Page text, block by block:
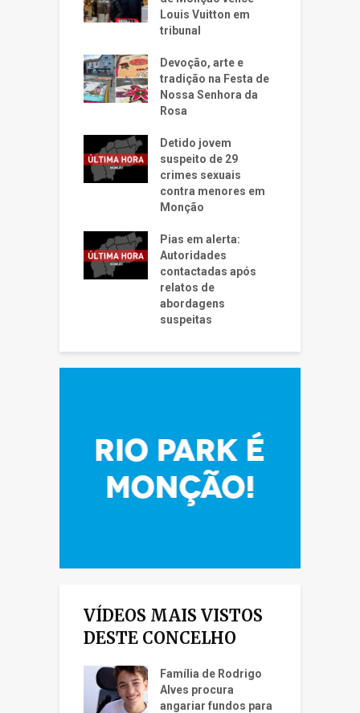
Louis Vuitton em
tribunal
Devoção, arte e
tradição na Festa de
Nossa Senhora da
Rosa
Detido jovem
suspeito de 29
crimes sexuais
contra menores em
Monção
Pias em alerta:
Autoridades
contactadas após
relatos de
abordagens
suspeitas
VÍDEOS MAIS VISTOS
DESTE CONCELHO
Família de Rodrigo
Alves procura
angariar fundos para